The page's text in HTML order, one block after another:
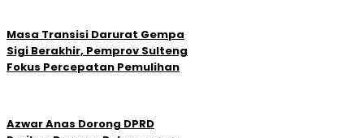
Masa Transisi Darurat Gempa
Sigi Berakhir, Pemprov Sulteng
Fokus Percepatan Pemulihan
Azwar Anas Dorong DPRD